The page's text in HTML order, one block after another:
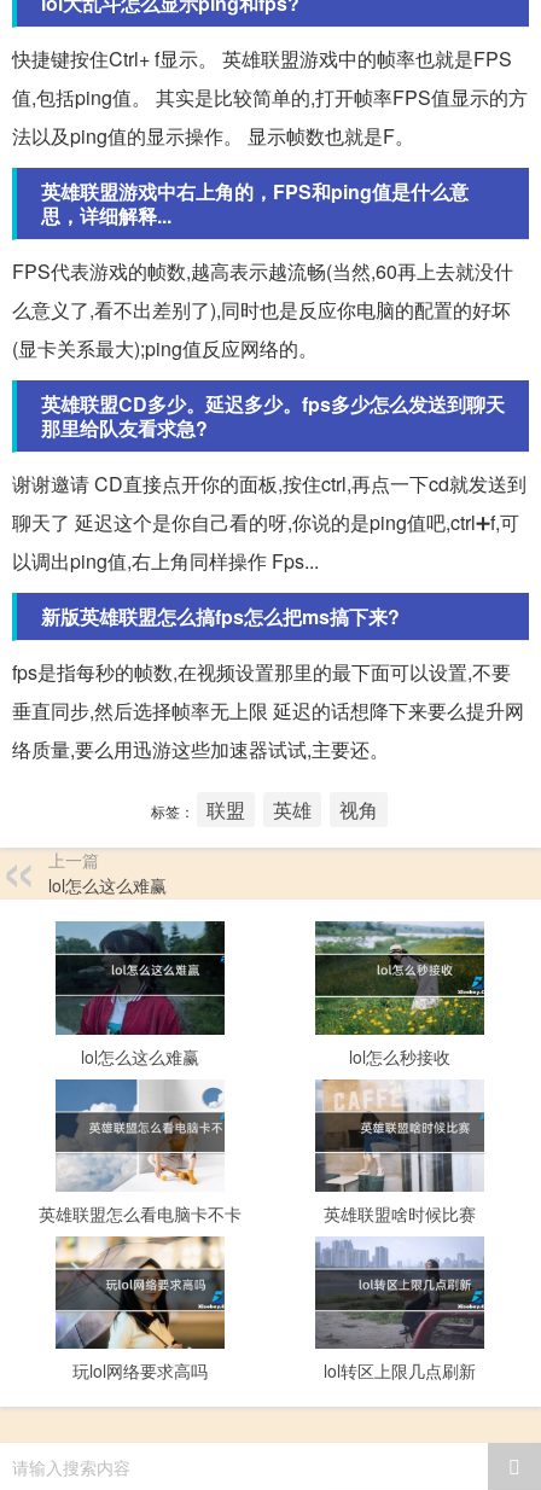
快捷键按住Ctrl+ f显示。 英雄联盟游戏中的帧率也就是FPS
值,包括ping值。 其实是比较简单的,打开帧率FPS值显示的方
法以及ping值的显示操作。 显示帧数也就是F。
英雄联盟游戏中右上角的，FPS和ping值是什么意
思，详细解释...
FPS代表游戏的帧数,越高表示越流畅(当然,60再上去就没什
么意义了,看不出差别了),同时也是反应你电脑的配置的好坏
(显卡关系最大);ping值反应网络的。
英雄联盟CD多少。延迟多少。fps多少怎么发送到聊天
那里给队友看求急?
谢谢邀请 CD直接点开你的面板,按住ctrl,再点一下cd就发送到
聊天了 延迟这个是你自己看的呀,你说的是ping值吧,ctrl➕f,可
以调出ping值,右上角同样操作 Fps...
新版英雄联盟怎么搞fps怎么把ms搞下来?
fps是指每秒的帧数,在视频设置那里的最下面可以设置,不要
垂直同步,然后选择帧率无上限 延迟的话想降下来要么提升网
络质量,要么用迅游这些加速器试试,主要还。
标签： 联盟 英雄 视角
上一篇
lol怎么这么难赢
lol怎么这么难赢 lol怎么秒接收
英雄联盟怎么看电脑卡不卡 英雄联盟啥时候比赛
玩lol网络要求高吗 lol转区上限几点刷新
请输入搜索内容